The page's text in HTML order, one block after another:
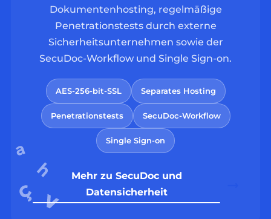
Dokumentenhosting, regelmäßige
Penetrationstests durch externe
Sicherheitsunternehmen sowie der
SecuDoc-Workflow und Single Sign-on.
AES-256-bit-SSL Separates Hosting
Penetrationstests SecuDoc-Workflow
Single Sign-on
Mehr zu SecuDoc und
Datensicherheit